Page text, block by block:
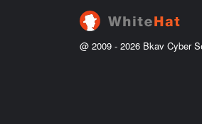
@ 2009 - 2026 Bkav Cyber